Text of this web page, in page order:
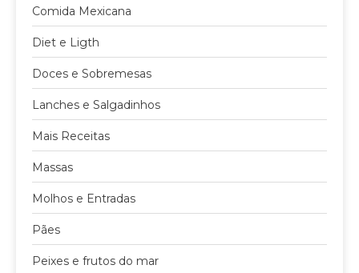
Comida Mexicana
Diet e Ligth
Doces e Sobremesas
Lanches e Salgadinhos
Mais Receitas
Massas
Molhos e Entradas
Pães
Peixes e frutos do mar